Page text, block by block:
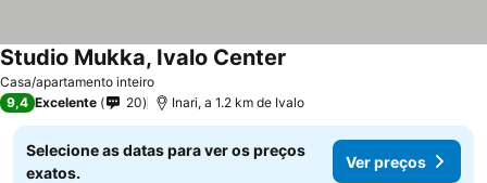
Casa/apartamento inteiro
Studio Mukka, Ivalo Center
9,4 Excelente 20 Inari, a 1.2 km de Ivalo
Selecione as datas para ver os preços
exatos.
Ver preços